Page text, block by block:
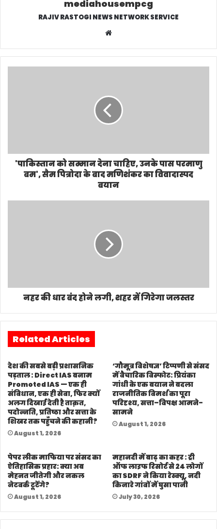
mediahousempcg
RAJIV RASTOGI NEWS NETWORK SERVICE
b
s
e
'पाकिस्तान को सम्मान देना चाहिए, उनके पास परमाणु
बम', सैम पित्रोदा के बाद मणिशंकर का विवादास्पद
बयान
नहर की धार बंद होने लगी, शहर में गिरेगा जलस्तर
Related Articles
देश की सबसे बड़ी प्रशासनिक
पड़ताल : Direct IAS बनाम
Promoted IAS — एक ही
संविधान, एक ही सेवा, फिर क्यों
अलग दिखाई देती है ताक़त,
पदोन्नति, प्रतिष्ठा और सत्ता के
शिखर तक पहुँचने की कहानी?
August 1, 2026
‘गौमूत्र विशेषज्ञ’ टिप्पणी से संसद
में वैचारिक विस्फोट: प्रियंका
गांधी के एक बयान ने बदला
राजनीतिक विमर्श का पूरा
परिदृश्य, सत्ता–विपक्ष आमने-
सामने
August 1, 2026
पेपर लीक माफिया पर संसद का
ऐतिहासिक प्रहार: क्या अब
मेहनत जीतेगी और नकल
नेटवर्क टूटेंगे?
August 1, 2026
महानदी में बाढ़ का कहर : ट्री
ऑफ लाइफ रिसोर्ट से 24 लोगों
का SDRF ने किया रेस्क्यू, नदी
किनारे गांवों में घुसा पानी
July 30, 2026